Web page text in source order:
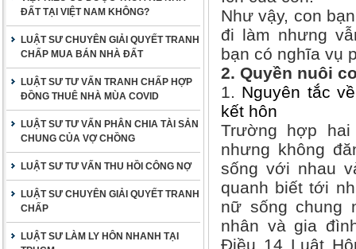
ĐẤT TẠI VIỆT NAM KHÔNG?
LUẬT SƯ CHUYÊN GIẢI QUYẾT TRANH
CHẤP MUA BÁN NHÀ ĐẤT
LUẬT SƯ TƯ VẤN TRANH CHẤP HỢP
ĐỒNG THUÊ NHÀ MÙA COVID
LUẬT SƯ TƯ VẤN PHÂN CHIA TÀI SẢN
CHUNG CỦA VỢ CHỒNG
LUẬT SƯ TƯ VẤN THU HỒI CÔNG NỢ
LUẬT SƯ CHUYÊN GIẢI QUYẾT TRANH
CHẤP
LUẬT SƯ LÀM LY HÔN NHANH TẠI
Như vậy, con
đi làm nhưng
bạn có nghĩa vụ
2. Quyền nuôi
1. Nguyên tắc
kết hôn
Trường hợp
nhưng không
sống với nhau
quanh biết tới
nữ sống chung
nhân và gia
Điều 14 Luật